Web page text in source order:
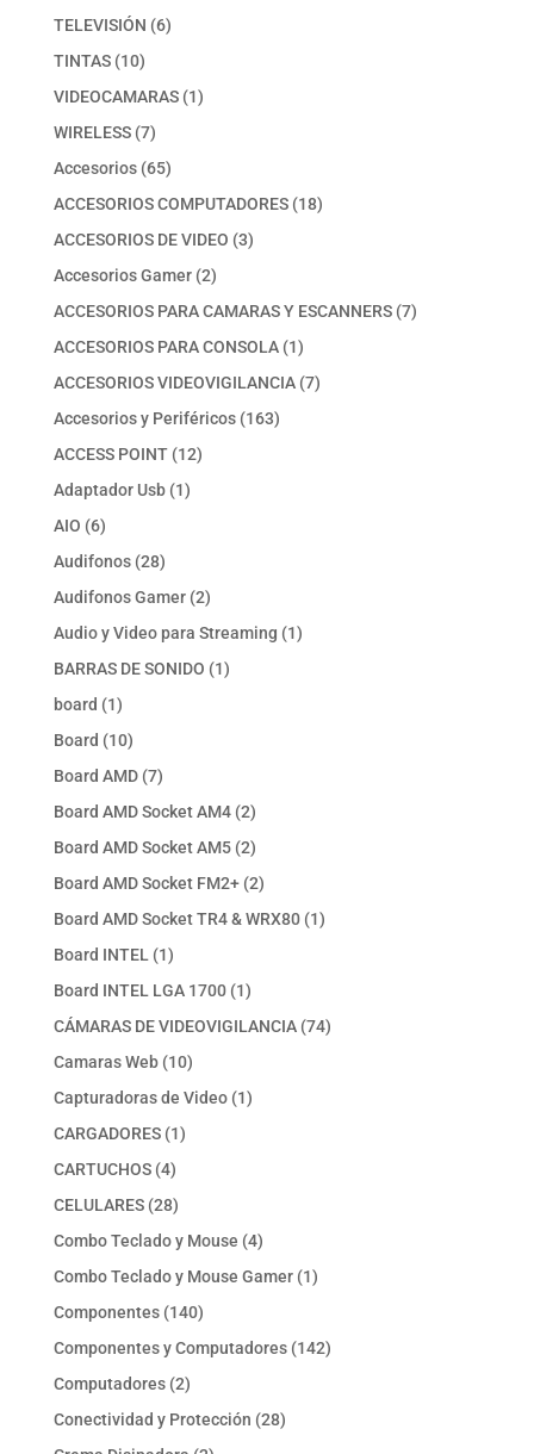
productos
TELEVISIÓN 66
TINTAS 1010
productos
VIDEOCAMARAS 11
WIRELESS 77
productos
Accesorios 6565
productos
ACCESORIOS COMPUTADORES 1818
ACCESORIOS DE VIDEO 33
Accesorios Gamer 22
productos
ACCESORIOS PARA CAMARAS Y ESCANNERS 77
ACCESORIOS PARA CONSOLA 11
producto
ACCESORIOS VIDEOVIGILANCIA 77
Accesorios y Periféricos 163163
ACCESS POINT 1212
Adaptador Usb 11
AIO 66
productos
Audifonos 2828
productos
Audifonos Gamer 22
productos
Audio y Video para Streaming 11
BARRAS DE SONIDO 11
board 11
producto
Board 1010
productos
Board AMD 77
productos
Board AMD Socket AM4 22
productos
Board AMD Socket AM5 22
productos
Board AMD Socket FM2+ 22
productos
Board AMD Socket TR4 & WRX80 11
Board INTEL 11
producto
Board INTEL LGA 1700 11
producto
CÁMARAS DE VIDEOVIGILANCIA 7474
Camaras Web 1010
productos
Capturadoras de Video 11
CARGADORES 11
CARTUCHOS 44
productos
CELULARES 2828
productos
Combo Teclado y Mouse 44
productos
Combo Teclado y Mouse Gamer 11
Componentes 140140
productos
Componentes y Computadores 142142
Computadores 22
productos
Conectividad y Protección 2828